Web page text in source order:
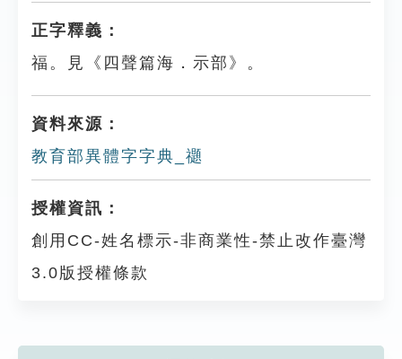
正字釋義：
福。見《四聲篇海．示部》。
資料來源：
教育部異體字字典_禵
授權資訊：
創用CC-姓名標示-非商業性-禁止改作臺灣
3.0版授權條款